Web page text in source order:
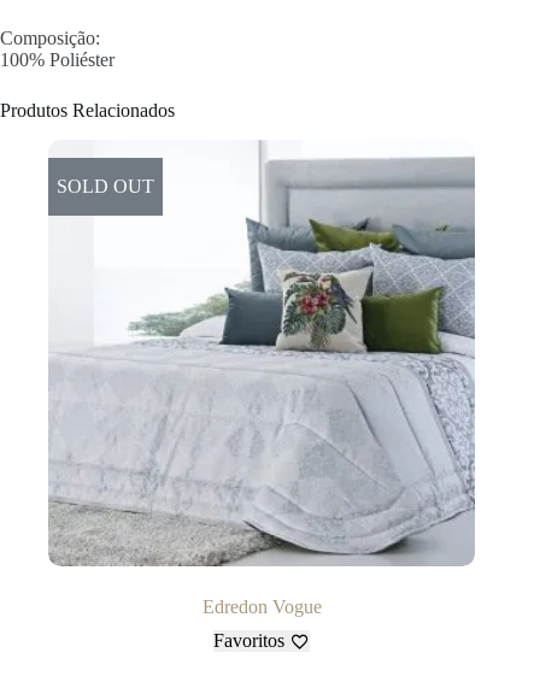
Composição:
100% Poliéster
Produtos Relacionados
SOLD OUT
Edredon Vogue
Favoritos